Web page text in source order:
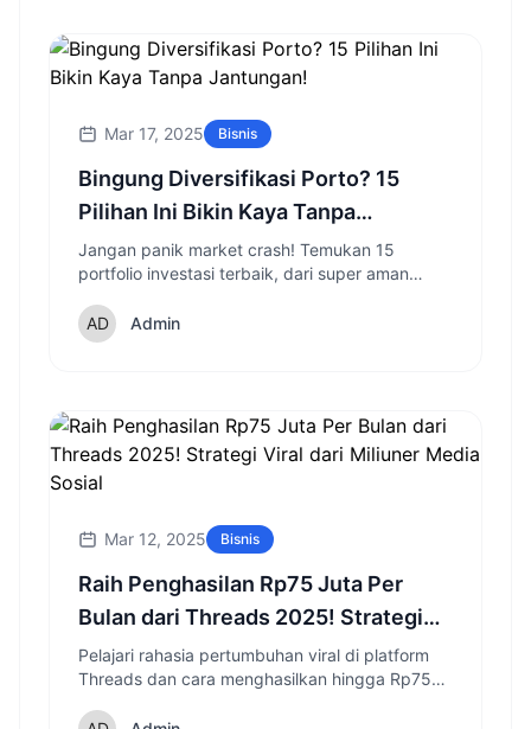
Mar 17, 2025 Bisnis
Bingung Diversifikasi Porto? 15
Pilihan Ini Bikin Kaya Tanpa
Jantungan!
Jangan panik market crash! Temukan 15
portfolio investasi terbaik, dari super aman
risikomu, raih 10 Miliar pertama!
Admin
Mar 12, 2025 Bisnis
Raih Penghasilan Rp75 Juta Per
Bulan dari Threads 2025! Strategi
Viral dari Miliuner Media Sosial
Pelajari rahasia pertumbuhan viral di platform
Threads dan cara menghasilkan hingga Rp75